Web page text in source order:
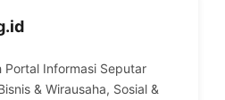
Portal Informasi Seputar
& Wirausaha, Sosial &